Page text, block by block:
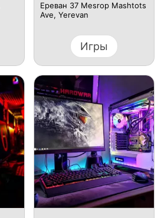
Ереван 37 Mesrop Mashtots
Ave, Yerevan
Игры